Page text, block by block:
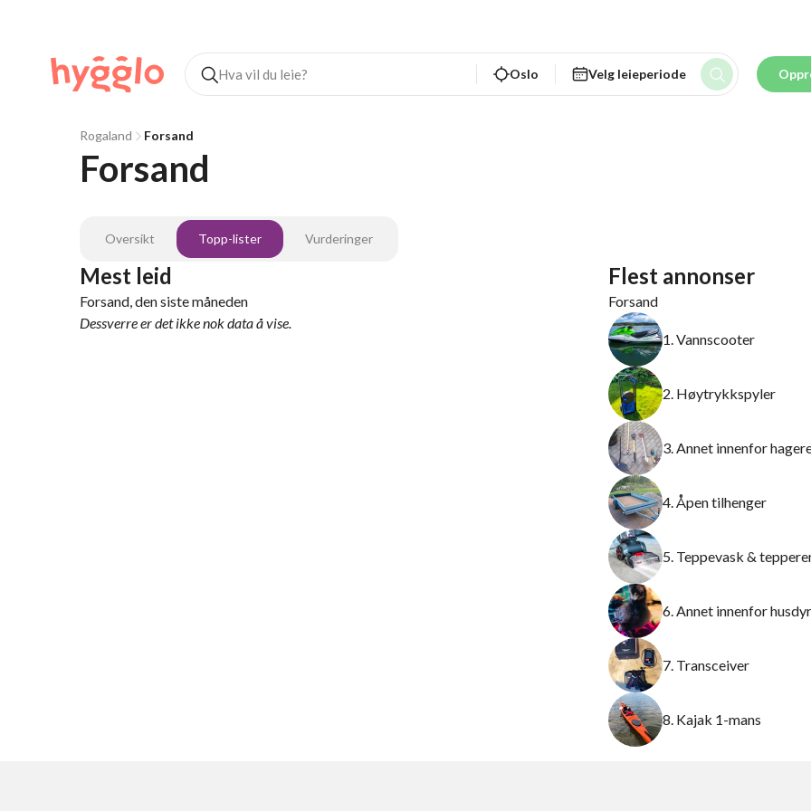
Oslo Velg leieperiode
Rogaland Forsand
Forsand
Oversikt Topp-lister Vurderinger
Mest leid
Forsand, den siste måneden
Dessverre er det ikke nok data å vise.
Flest annonser
Forsand
1. Vannscooter
2. Høytrykkspyler
3. Annet innenfor
4. Åpen tilhenger
5. Teppevask &
6. Annet innenfor husdyr
7. Transceiver
8. Kajak 1-mans